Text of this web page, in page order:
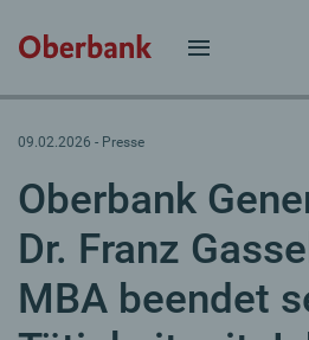
09.02.2026 ‐ Presse
Oberbank
Dr. Franz
MBA beendet